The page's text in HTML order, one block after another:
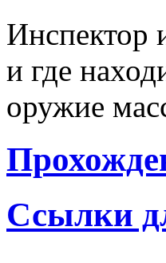
Инспектор
и где
оружие
Ссылки